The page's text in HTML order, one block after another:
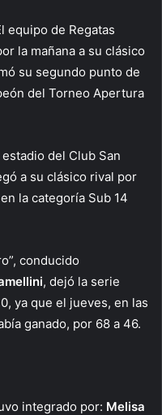
equipo de Regatas
la mañana a su clásico
su segundo punto de
del Torneo Apertura
del Club San
a su clásico rival por
la categoría Sub 14
conducido
, dejó la serie
ya que el jueves, en las
ganado, por 68 a 46.
integrado por: Melisa